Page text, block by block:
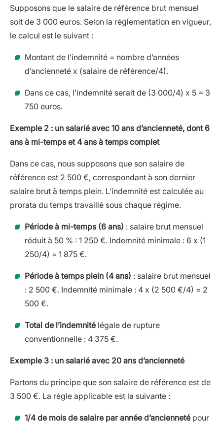
Supposons que le salaire de référence brut mensuel
soit de 3 000 euros. Selon la réglementation en vigueur,
le calcul est le suivant :
Montant de l’indemnité = nombre d’années
d’ancienneté x (salaire de référence/4).
Dans ce cas, l’indemnité serait de (3 000/4) x 5 = 3
750 euros.
Exemple 2 : un salarié avec 10 ans d’ancienneté, dont 6
ans à mi-temps et 4 ans à temps complet
Dans ce cas, nous supposons que son salaire de
référence est 2 500 €, correspondant à son dernier
salaire brut à temps plein. L’indemnité est calculée au
prorata du temps travaillé sous chaque régime.
Période à mi-temps (6 ans) : salaire brut mensuel
réduit à 50 % : 1 250 €. Indemnité minimale : 6 x (1
250/4) = 1 875 €.
Période à temps plein (4 ans) : salaire brut mensuel
: 2 500 €. Indemnité minimale : 4 x (2 500 €/4) = 2
500 €.
Total de l’indemnité légale de rupture
conventionnelle : 4 375 €.
Exemple 3 : un salarié avec 20 ans d’ancienneté
Partons du principe que son salaire de référence est de
3 500 €. La règle applicable est la suivante :
1/4 de mois de salaire par année d’ancienneté pour